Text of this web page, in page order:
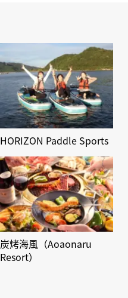
HORIZON Paddle Sports
炭烤海風（Aoaonaru
Resort）